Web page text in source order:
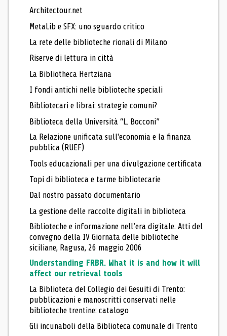
Architectour.net
MetaLib e SFX: uno sguardo critico
La rete delle biblioteche rionali di Milano
Riserve di lettura in città
La Bibliotheca Hertziana
I fondi antichi nelle biblioteche speciali
Bibliotecari e librai: strategie comuni?
Biblioteca della Università “L. Bocconi”
La Relazione unificata sull'economia e la finanza
pubblica (RUEF)
Tools educazionali per una divulgazione certificata
Topi di biblioteca e tarme bibliotecarie
Dal nostro passato documentario
La gestione delle raccolte digitali in biblioteca
Biblioteche e informazione nell’era digitale. Atti del
convegno della IV Giornata delle biblioteche
siciliane, Ragusa, 26 maggio 2006
Understanding FRBR. What it is and how it will
affect our retrieval tools
La Biblioteca del Collegio dei Gesuiti di Trento:
pubblicazioni e manoscritti conservati nelle
biblioteche trentine: catalogo
Gli incunaboli della Biblioteca comunale di Trento